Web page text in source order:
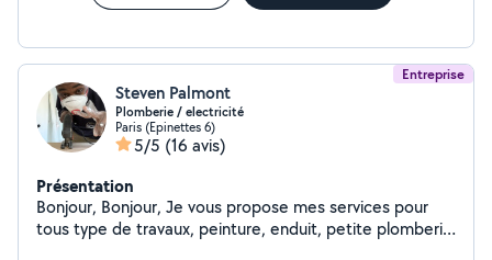
Entreprise
Steven Palmont
Plomberie / electricité
Paris (Epinettes 6)
5/5 (16 avis)
Présentation
Bonjour, Bonjour, Je vous propose mes services pour
tous type de travaux, peinture, enduit, petite plomberie